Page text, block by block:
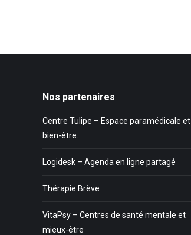
Nos partenaires
Centre Tulipe – Espace paramédicale et
bien-être.
Logidesk – Agenda en ligne partagé
Thérapie Brève
VitaPsy – Centres de santé mentale et
mieux-être